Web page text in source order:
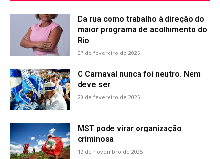
Da rua como trabalho à direção do
maior programa de acolhimento do
Rio
27 de fevereiro de 2026
O Carnaval nunca foi neutro. Nem
deve ser
20 de fevereiro de 2026
MST pode virar organização
criminosa
12 de novembro de 2025